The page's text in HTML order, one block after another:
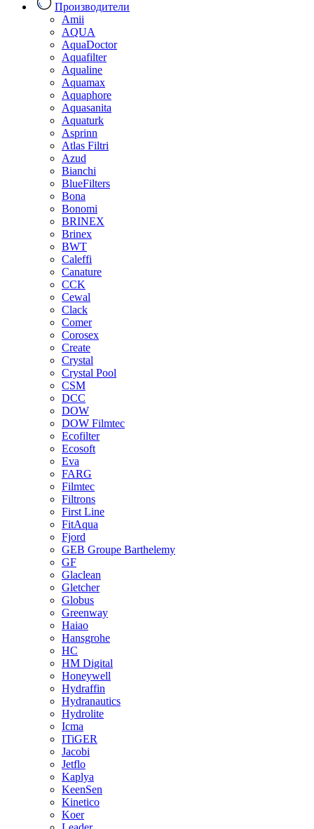
Производители
Amii
AQUA
AquaDoctor
Aquafilter
Aqualine
Aquamax
Aquaphore
Aquasanita
Aquaturk
Asprinn
Atlas Filtri
Azud
Bianchi
BlueFilters
Bona
Bonomi
BRINEX
Brinex
BWT
Caleffi
Canature
CCK
Cewal
Clack
Comer
Corosex
Create
Crystal
Crystal Pool
CSM
DCC
DOW
DOW Filmtec
Ecofilter
Ecosoft
Eva
FARG
Filmtec
Filtrons
First Line
FitAqua
Fjord
GEB Groupe Barthelemy
GF
Glaclean
Gletcher
Globus
Greenway
Haiao
Hansgrohe
HC
HM Digital
Honeywell
Hydraffin
Hydranautics
Hydrolite
Icma
ITiGER
Jacobi
Jetflo
Kaplya
KeenSen
Kinetico
Koer